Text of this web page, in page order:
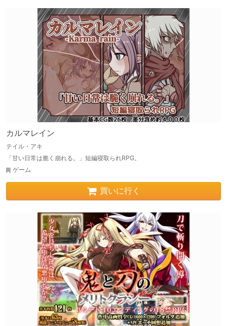
カルマレイン
テイル・アキ
「甘い日常は脆く崩れる。」短編寝取られRPG。
ゲーム
買いに行く